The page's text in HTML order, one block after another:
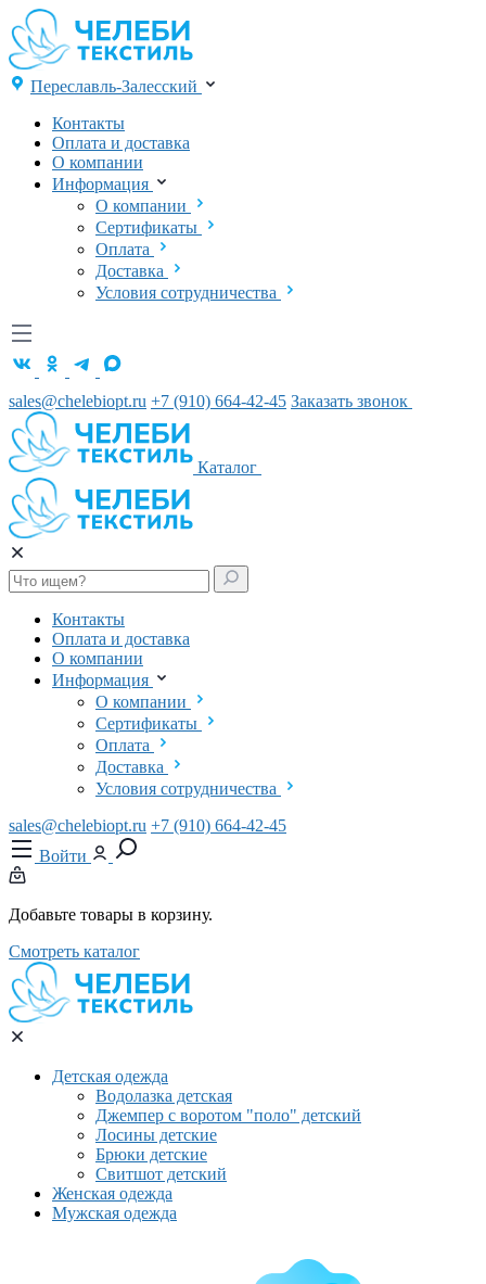
Переславль-Залесский
Контакты
Оплата и доставка
О компании
Информация
О компании
Сертификаты
Оплата
Доставка
Условия сотрудничества
sales@chelebiopt.ru +7 (910) 664-42-45 Заказать звонок
Каталог
Контакты
Оплата и доставка
О компании
Информация
О компании
Сертификаты
Оплата
Доставка
Условия сотрудничества
sales@chelebiopt.ru +7 (910) 664-42-45
Войти
Добавьте товары в корзину.
Смотреть каталог
Детская одежда
Водолазка детская
Джемпер с воротом "поло" детский
Лосины детские
Брюки детские
Свитшот детский
Женская одежда
Мужская одежда